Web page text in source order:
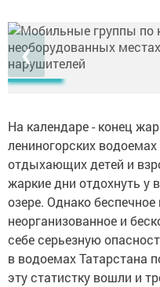
❮
На календаре - конец
лениногорских
отдыхающих детей и
жаркие дни отдохнуть у
озере. Однако
неорганизованное и
себе серьезную
в водоемах Татарстана
эту статистку вошли и